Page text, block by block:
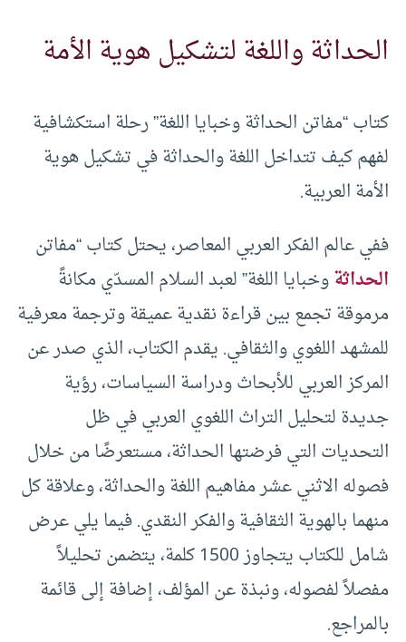
الحداثة واللغة لتشكيل هوية الأمة
كتاب “مفاتن الحداثة وخبايا اللغة” رحلة استكشافية
لفهم كيف تتداخل اللغة والحداثة في تشكيل هوية
الأمة العربية.
ففي عالم الفكر العربي المعاصر، يحتل كتاب “مفاتن
الحداثةوخبايا اللغة” لعبد السلام المسدّي مكانةً
مرموقة تجمع بين قراءة نقدية عميقة وترجمة معرفية
للمشهد اللغوي والثقافي. يقدم الكتاب، الذي صدر عن
المركز العربي للأبحاث ودراسة السياسات، رؤية
جديدة لتحليل التراث اللغوي العربي في ظل
التحديات التي فرضتها الحداثة، مستعرضًا من خلال
فصوله الاثني عشر مفاهيم اللغة والحداثة، وعلاقة كل
منهما بالهوية الثقافية والفكر النقدي. فيما يلي عرض
شامل للكتاب يتجاوز 1500 كلمة، يتضمن تحليلاً
مفصلاً لفصوله، ونبذة عن المؤلف، إضافة إلى قائمة
بالمراجع.